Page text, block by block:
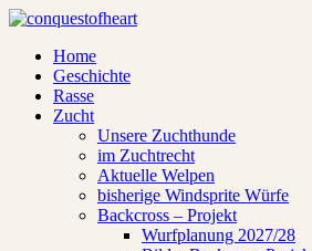
Home
Geschichte
Rasse
Zucht
Unsere Zuchthunde
im Zuchtrecht
Aktuelle Welpen
bisherige Windsprite Würfe
Backcross – Projekt
Wurfplanung 2027/28